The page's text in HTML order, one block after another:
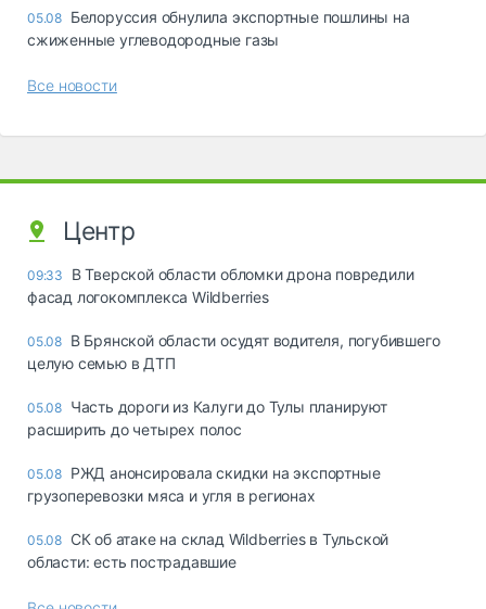
05.08 Белоруссия обнулила экспортные пошлины на
сжиженные углеводородные газы
Все новости
Центр
09:33
В Тверской области обломки дрона повредили
фасад логокомплекса Wildberries
05.08 В Брянской области осудят водителя, погубившего
целую семью в ДТП
05.08 Часть дороги из Калуги до Тулы планируют
расширить до четырех полос
05.08 РЖД анонсировала скидки на экспортные
грузоперевозки мяса и угля в регионах
05.08 СК об атаке на склад Wildberries в Тульской
области: есть пострадавшие